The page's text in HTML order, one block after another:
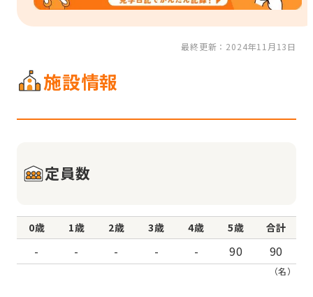
最終更新：2024年11月13日
施設情報
定員数
0歳 1歳 2歳 3歳 4歳 5歳 合計
- - - - - 90 90
（名）